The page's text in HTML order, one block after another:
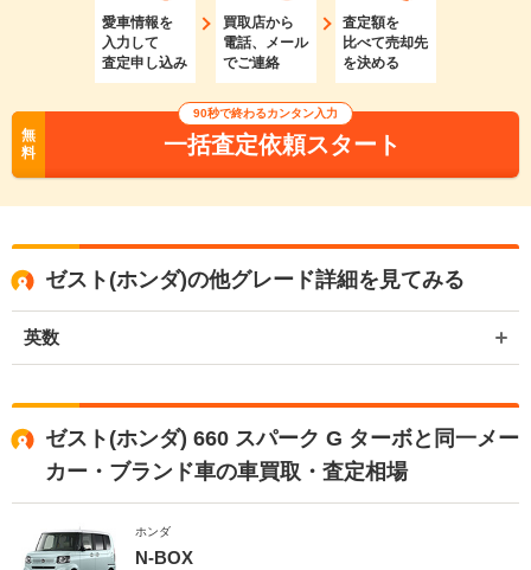
愛車情報を
入力して
査定申し込み
買取店から
電話、メール
でご連絡
査定額を
比べて売却先
を決める
無
料
90秒で終わるカンタン入力
一括査定依頼スタート
ゼスト(ホンダ)の他グレード詳細を見てみる
英数
ゼスト(ホンダ) 660 スパーク G ターボと同一メー
カー・ブランド車の車買取・査定相場
ホンダ
N-BOX